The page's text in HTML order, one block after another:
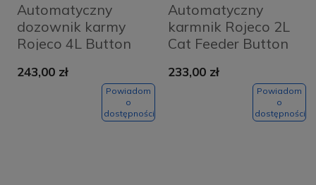
Automatyczny
dozownik karmy
Rojeco 4L Button
(pojedyncza miska)
243,00 zł
Powiadom
o
dostępności
Automatyczny
karmnik Rojeco 2L
Cat Feeder Button
233,00 zł
Powiadom
o
dostępności